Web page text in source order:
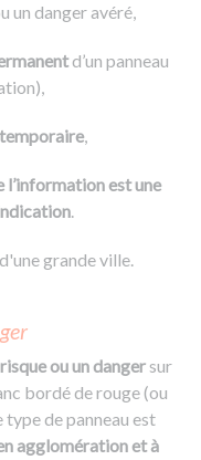
un danger avéré,
d’un panneau
temporaire,
est une
.
d'une grande ville.
ou un danger sur
bordé de rouge (ou
type de panneau est
agglomération et à